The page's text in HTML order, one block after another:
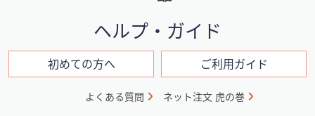
ン
ヘルプ・ガイド
初めての方へ ご利用ガイド
よくある質問 ネット注文 虎の巻